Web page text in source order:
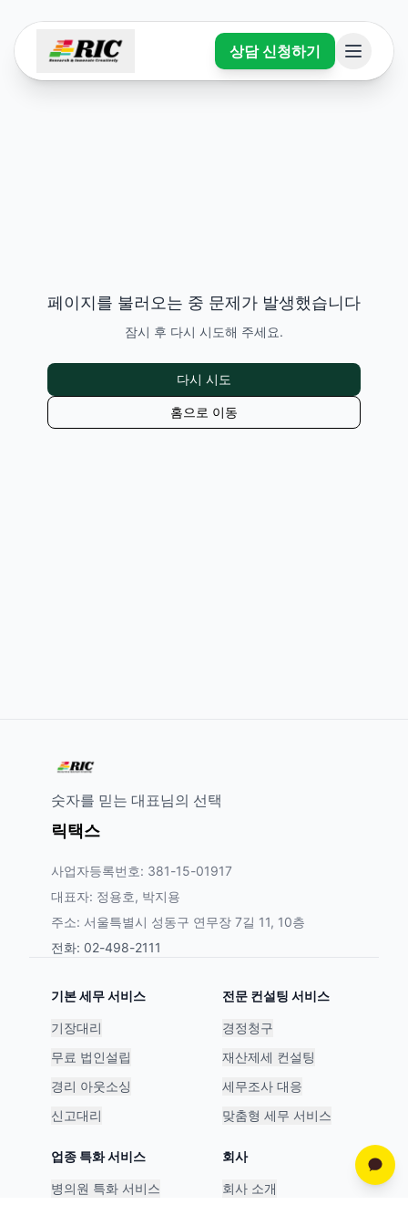
상담 신청하기
페이지를 불러오는 중 문제가 발생했습니다
잠시 후 다시 시도해 주세요.
다시 시도
홈으로 이동
숫자를 믿는 대표님의 선택
릭택스
사업자등록번호: 381-15-01917
대표자: 정용호, 박지용
주소: 서울특별시 성동구 연무장 7길 11, 10층
전화: 02-498-2111
기본 세무 서비스
기장대리
무료 법인설립
경리 아웃소싱
신고대리
전문 컨설팅 서비스
경정청구
재산제세 컨설팅
세무조사 대응
맞춤형 세무 서비스
업종 특화 서비스
병의원 특화 서비스
회사
회사 소개